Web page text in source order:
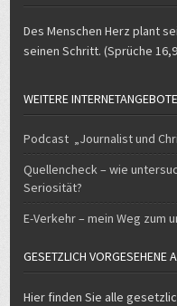
Des Menschen Herz plant
seinen Schritt. (Sprüche
WEITERE INTERNETANGEBOTE
Podcast „Journalist und
Quellencheck – wie
Seriosität?
E-Verkehr – mein Weg zum
GESETZLICH VORGESEHENE
Hier finden Sie alle